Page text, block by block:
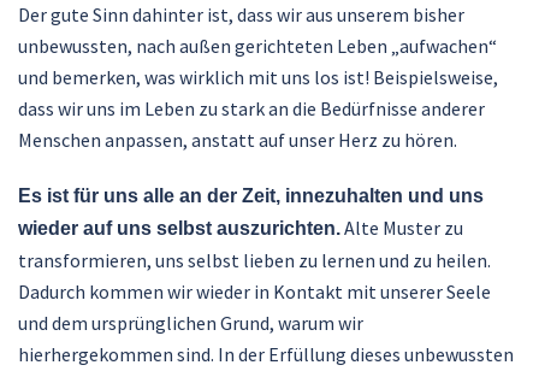
Der gute Sinn dahinter ist, dass wir aus unserem bisher
unbewussten, nach außen gerichteten Leben „aufwachen“
und bemerken, was wirklich mit uns los ist! Beispielsweise,
dass wir uns im Leben zu stark an die Bedürfnisse anderer
Menschen anpassen, anstatt auf unser Herz zu hören.
Es ist für uns alle an der Zeit, innezuhalten und uns
wieder auf uns selbst auszurichten.Alte Muster zu
transformieren, uns selbst lieben zu lernen und zu heilen.
Dadurch kommen wir wieder in Kontakt mit unserer Seele
und dem ursprünglichen Grund, warum wir
hierhergekommen sind. In der Erfüllung dieses unbewussten